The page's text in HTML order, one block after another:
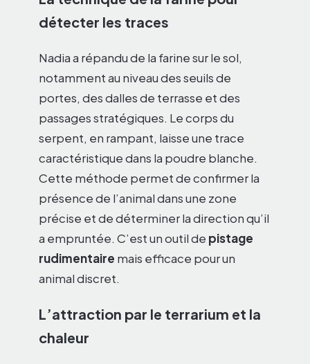
détecter les traces
Nadia a répandu de la farine sur le sol,
notamment au niveau des seuils de
portes, des dalles de terrasse et des
passages stratégiques. Le corps du
serpent, en rampant, laisse une trace
caractéristique dans la poudre blanche.
Cette méthode permet de confirmer la
présence de l’animal dans une zone
précise et de déterminer la direction qu’il
a empruntée. C’est un outil de pistage
rudimentaire mais efficace pour un
animal discret.
L’attraction par le terrarium et la
chaleur